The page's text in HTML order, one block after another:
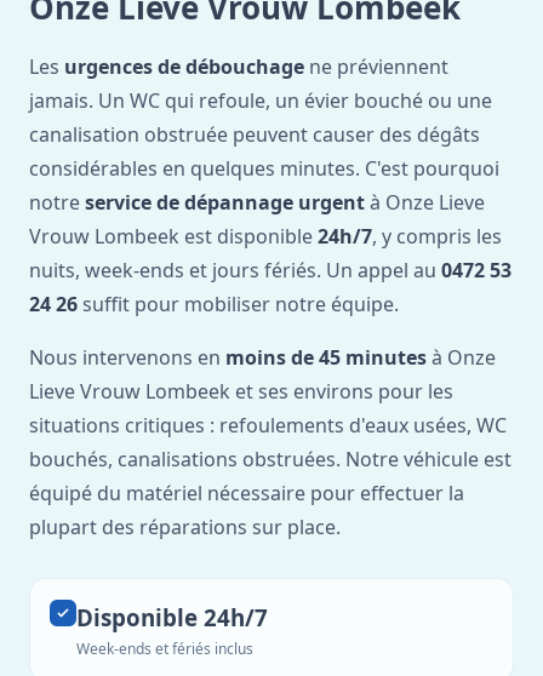
Les urgences de débouchage ne préviennent
jamais. Un WC qui refoule, un évier bouché ou une
canalisation obstruée peuvent causer des dégâts
considérables en quelques minutes. C'est pourquoi
notreservice de dépannage urgentà Onze Lieve
Vrouw Lombeek est disponible24h/7, y compris les
nuits, week-ends et jours fériés. Un appel au 0472 53
24 26 suffit pour mobiliser notre équipe.
Nous intervenons en moins de 45 minutesà Onze
Lieve Vrouw Lombeek et ses environs pour les
situations critiques : refoulements d'eaux usées, WC
bouchés, canalisations obstruées. Notre véhicule est
équipé du matériel nécessaire pour effectuer la
plupart des réparations sur place.
Disponible 24h/7
Week-ends et fériés inclus